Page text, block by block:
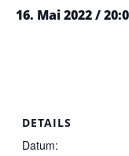
16. Mai 2022 /
DETAILS
Datum: